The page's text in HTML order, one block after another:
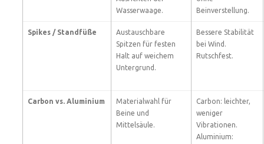
Wasserwaage.
Beinverstellung.
Spikes / Standfüße
Austauschbare
Spitzen für festen
Halt auf weichem
Untergrund.
Bessere Stabilität
bei Wind.
Rutschfest.
Carbon vs. Aluminium
Materialwahl für
Beine und
Mittelsäule.
Carbon: leichter,
weniger
Vibrationen.
Aluminium: